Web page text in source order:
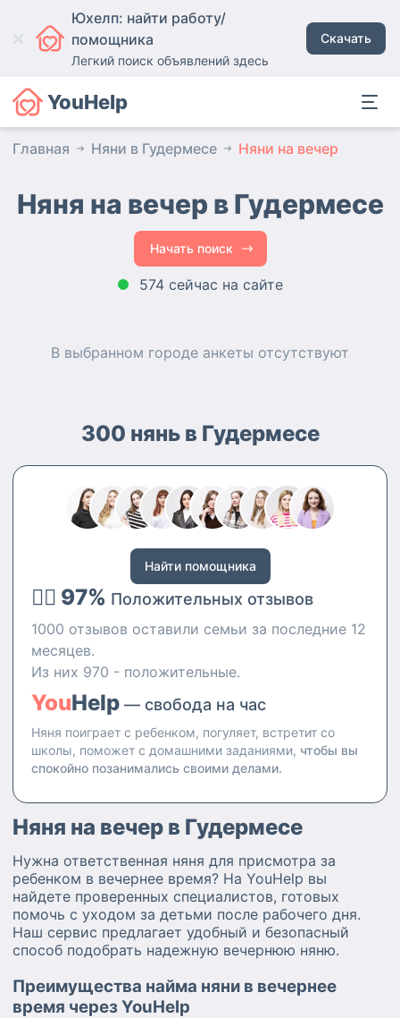
Юхелп: найти работу/
помощника
Легкий поиск объявлений здесь
Скачать
YouHelp
Главная Няни в Гудермесе Няни на вечер
Няня на вечер в Гудермесе
Начать поиск
574 сейчас на сайте
В выбранном городе анкеты отсутствуют
300 нянь в Гудермесе
Найти помощника
👍🏻 97% Положительных отзывов
1000 отзывов оставили семьи за последние 12
месяцев.
Из них 970 - положительные.
YouHelp — свобода на час
Няня поиграет с ребенком, погуляет, встретит со
школы, поможет с домашними заданиями, чтобы вы
спокойно позанимались своими делами.
Няня на вечер в Гудермесе
Нужна ответственная няня для присмотра за
ребенком в вечернее время? На YouHelp вы
найдете проверенных специалистов, готовых
помочь с уходом за детьми после рабочего дня.
Наш сервис предлагает удобный и безопасный
способ подобрать надежную вечернюю няню.
Преимущества найма няни в вечернее
время через YouHelp